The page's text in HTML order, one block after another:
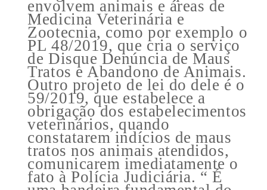
envolvem animais e áreas de
Medicina Veterinária e
Zootecnia, como por exemplo o
PL 48/2019, que cria o serviço
de Disque Denúncia de Maus
Tratos e Abandono de Animais.
Outro projeto de lei do dele é o
59/2019, que estabelece a
obrigação dos estabelecimentos
veterinários, quando
constatarem indícios de maus
tratos nos animais atendidos,
comunicarem imediatamente o
fato à Polícia Judiciária. “ É